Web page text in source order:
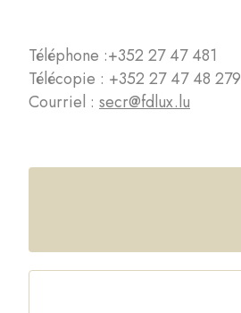
Téléphone :+352 27 47 481
Télécopie : +352 27 47 48 279
Courriel : secr@fdlux.lu